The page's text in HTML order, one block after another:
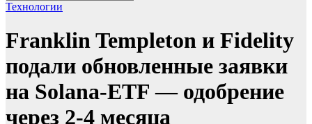
Технологии
Franklin Templeton и Fidelity
подали обновленные заявки
на Solana-ETF — одобрение
через 2-4 месяца